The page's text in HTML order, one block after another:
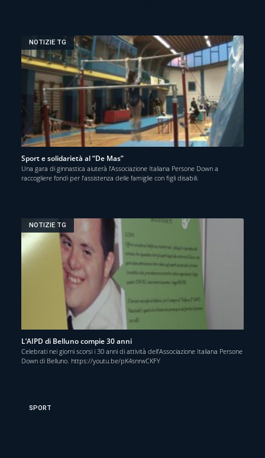
NOTIZIE TG
Sport e solidarietà al “De Mas”
Una gara di ginnastica aiuterà l’Associazione Italiana Persone Down a
raccogliere fondi per l’assistenza delle famiglie con figli disabili.
NOTIZIE TG
L’AIPD di Belluno compie 30 anni
Celebrati nei giorni scorsi i 30 anni di attività dell’Associazione Italiana Persone
Down di Belluno. https://youtu.be/pK4snrwCKFY
SPORT